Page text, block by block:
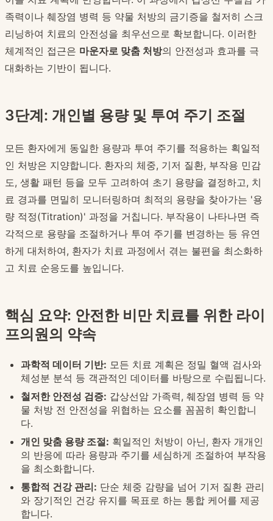
족력이나 췌장염 병력 등 약물 처방의 금기증을 철저히 스크
리닝하여 치료의 안전성을 최우선으로 확보합니다. 이러한
체계적인 접근은 마운자로 맞춤 처방의 안전성과 효과를 극
대화하는 기반이 됩니다.
3단계: 개인별 용량 및 투여 주기 조절
모든 환자에게 동일한 용량과 투여 주기를 적용하는 획일적
인 처방은 지양합니다. 환자의 체중, 기저 질환, 부작용 민감
도, 생활 패턴 등을 모두 고려하여 초기 용량을 결정하고, 치
료 경과를 면밀히 모니터링하며 최적의 용량을 찾아가는 '용
량 적정(Titration)' 과정을 거칩니다. 부작용이 나타나면 즉
각적으로 용량을 조절하거나 투여 주기를 변경하는 등 유연
하게 대처하여, 환자가 치료 과정에서 겪는 불편을 최소화하
고 치료 순응도를 높입니다.
핵심 요약: 안전한 비만 치료를 위한 라이
프의원의 약속
과학적 데이터 기반: 모든 치료 계획은 정밀 혈액 검사와
체성분 분석 등 객관적인 데이터를 바탕으로 수립됩니다.
철저한 안전성 검증: 갑상선암 가족력, 췌장염 병력 등 약
물 처방 전 안전성을 위협하는 요소를 꼼꼼히 확인합니
다.
개인 맞춤 용량 조절: 획일적인 처방이 아닌, 환자 개개인
의 반응에 따라 용량과 주기를 세심하게 조절하여 부작용
을 최소화합니다.
통합적 건강 관리: 단순 체중 감량을 넘어 기저 질환 관리
와 장기적인 건강 유지를 목표로 하는 통합 케어를 제공
합니다.